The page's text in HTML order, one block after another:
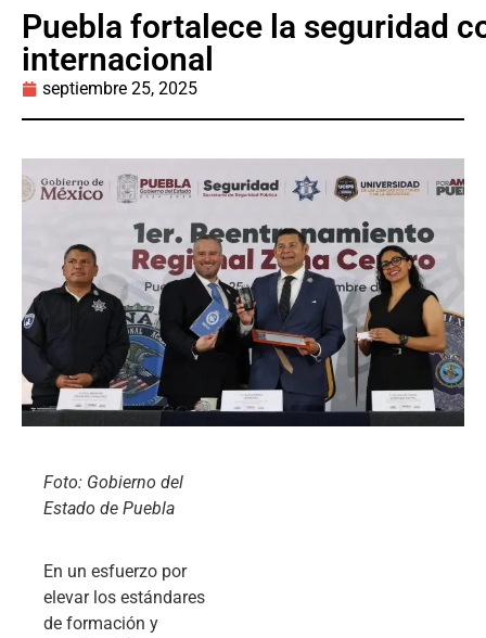
Puebla fortalece la seguridad
internacional
septiembre 25, 2025
Foto: Gobierno del
Estado de Puebla
En un esfuerzo por
elevar los estándares
de formación y